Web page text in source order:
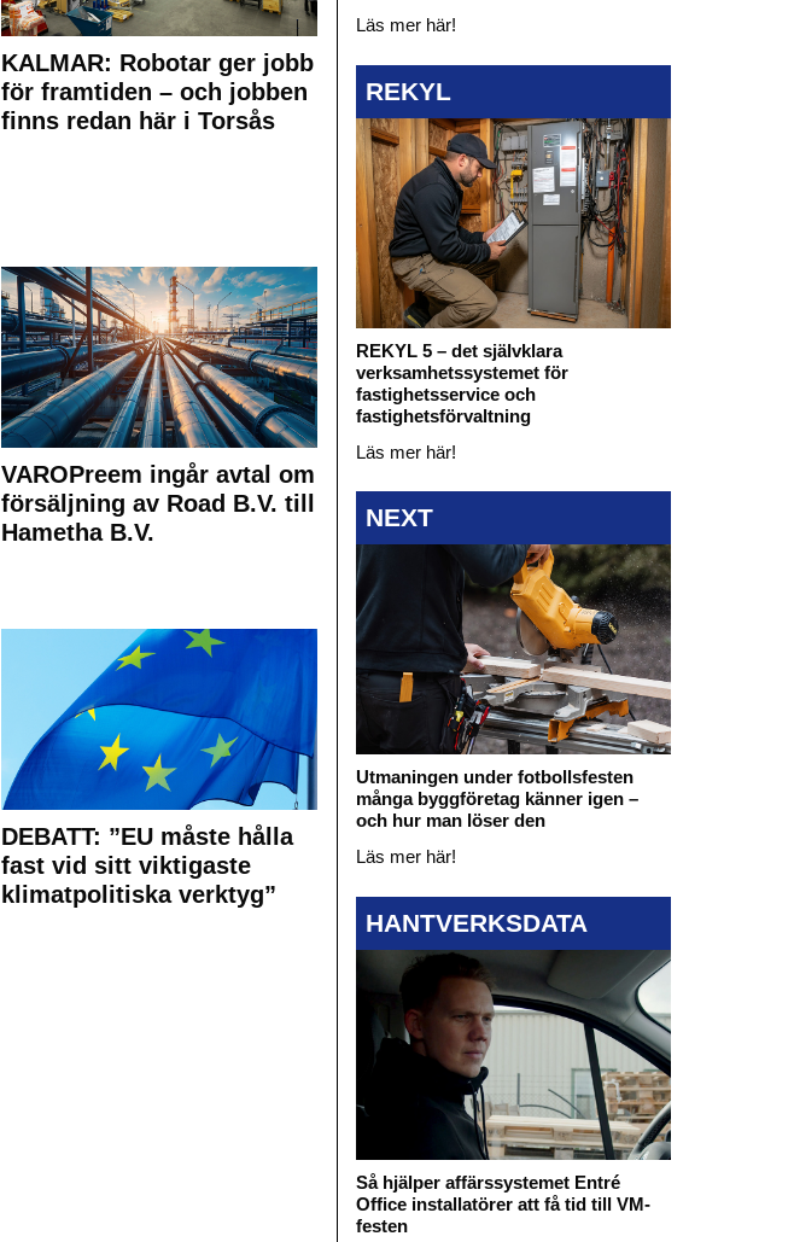
KALMAR: Robotar ger jobb
för framtiden – och jobben
finns redan här i Torsås
VAROPreem ingår avtal om
försäljning av Road B.V. till
Hametha B.V.
DEBATT: ”EU måste hålla
fast vid sitt viktigaste
klimatpolitiska verktyg”
Läs mer här!
REKYL
REKYL 5 – det självklara
verksamhetssystemet för
fastighetsservice och
fastighetsförvaltning
Läs mer här!
NEXT
Utmaningen under fotbollsfesten
många byggföretag känner igen –
och hur man löser den
Läs mer här!
HANTVERKSDATA
Så hjälper affärssystemet Entré
Office installatörer att få tid till VM-
festen